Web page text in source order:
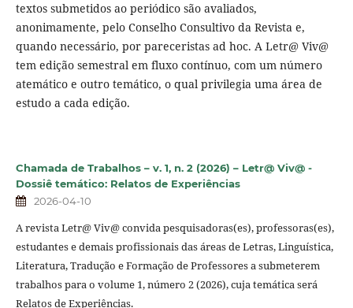
textos submetidos ao periódico são avaliados,
anonimamente, pelo Conselho Consultivo da Revista e,
quando necessário, por pareceristas ad hoc. A Letr@ Viv@
tem edição semestral em fluxo contínuo, com um número
atemático e outro temático, o qual privilegia uma área de
estudo a cada edição.
Chamada de Trabalhos – v. 1, n. 2 (2026) – Letr@ Viv@ -
Dossiê temático: Relatos de Experiências
2026-04-10
A revista Letr@ Viv@ convida pesquisadoras(es), professoras(es),
estudantes e demais profissionais das áreas de Letras, Linguística,
Literatura, Tradução e Formação de Professores a submeterem
trabalhos para o volume 1, número 2 (2026), cuja temática será
Relatos de Experiências.